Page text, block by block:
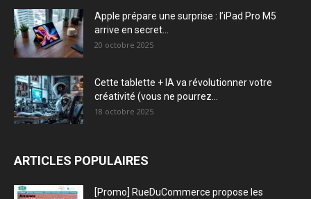
Apple prépare une surprise : l’iPad Pro M5
arrive en secret...
20 octobre 2025
Cette tablette + IA va révolutionner votre
créativité (vous ne pourrez...
18 octobre 2025
ARTICLES POPULAIRES
[Promo] RueDuCommerce propose les